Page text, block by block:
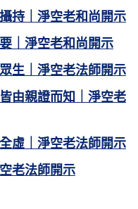
持｜淨空老和尚開示
｜淨空老和尚開示
生｜淨空老法師開示
由親證而知｜淨空老
虛｜淨空老法師開示
老法師開示